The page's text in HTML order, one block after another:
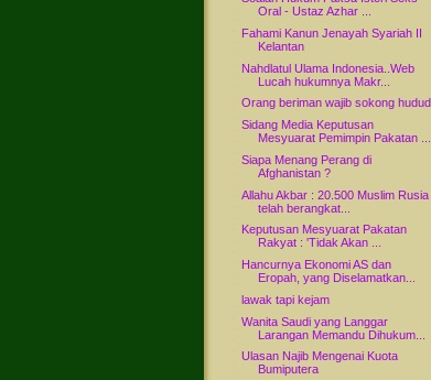
Oral - Ustaz Azhar ...
Fahami Kanun Jenayah Syariah II
Kelantan
Nahdlatul Ulama Indonesia..Web
Lucah hukumnya Makr...
Orang beriman wajib sokong hudud
Sidang Media Keputusan
Mesyuarat Pemimpin Pakatan ...
Siapa Menang Perang di
Afghanistan ?
Allahu Akbar : 20.500 Muslim Rusia
telah berangkat...
Keputusan Mesyuarat Pakatan
Rakyat : 'Tidak Akan ...
Hancurnya Ekonomi AS dan
Eropah, yang Diselamatkan...
lawak tapi kejam
Wanita Saudi yang Langgar
Larangan Memandu Dihukum...
Ulasan Najib Mengenai Kuota
Bumiputera